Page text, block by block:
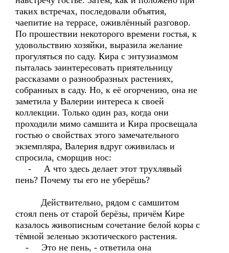
таких встречах, последовали объятия,
чаепитие на террасе, оживлённый разговор.
По прошествии некоторого времени гостья, к
удовольствию хозяйки, выразила желание
прогуляться по саду. Кира с энтузиазмом
пыталась заинтересовать приятельницу
рассказами о разнообразных растениях,
собранных в саду. Но, к её огорчению, она не
заметила у Валерии интереса к своей
коллекции. Только один раз, когда они
проходили мимо самшита и Кира просвещала
гостью о свойствах этого замечательного
экземпляра, Валерия вдруг оживилась и
спросила, сморщив нос:
- А что здесь делает этот трухлявый
пень? Почему ты его не уберёшь?
Действительно, рядом с самшитом
стоял пень от старой берёзы, причём Кире
казалось живописным сочетание белой коры с
тёмной зеленью экзотического растения.
- Это не пень, - ответила она